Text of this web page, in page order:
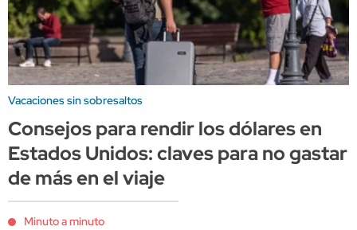
Vacaciones sin sobresaltos
Consejos para rendir los dólares en
Estados Unidos: claves para no gastar
de más en el viaje
Minuto a minuto